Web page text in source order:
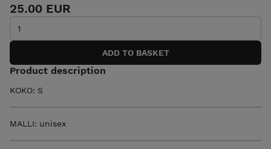
25.00 EUR
Product description
KOKO: S
MALLI: unisex